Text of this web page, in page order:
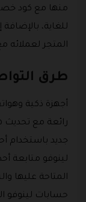
منها مع كود
للغاية،
المتجر لعملائه
طرق
أجهزة ذكية
رائعة مع تحديث
جديد باستخدام
لينوفو متابعة
المتاحة عليها
حسابات لينوفو